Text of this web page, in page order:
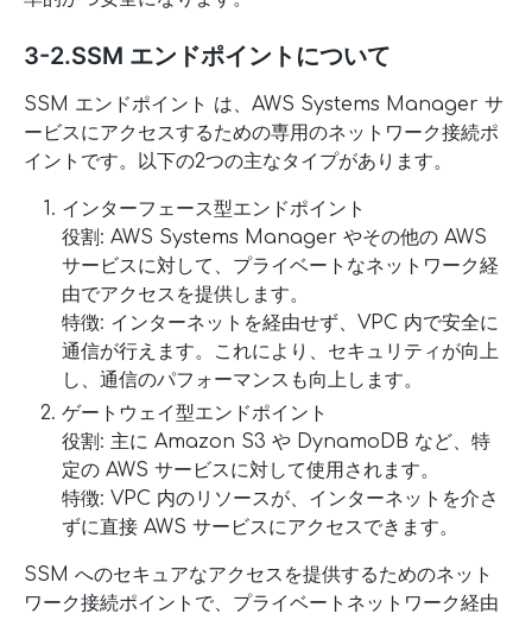
3-2.SSM エンドポイントについて
SSM エンドポイント は、AWS Systems Manager サ
ービスにアクセスするための専用のネットワーク接続ポ
イントです。以下の2つの主なタイプがあります。
インターフェース型エンドポイント
役割: AWS Systems Manager やその他の AWS
サービスに対して、プライベートなネットワーク経
由でアクセスを提供します。
特徴: インターネットを経由せず、VPC 内で安全に
通信が行えます。これにより、セキュリティが向上
し、通信のパフォーマンスも向上します。
ゲートウェイ型エンドポイント
役割: 主に Amazon S3 や DynamoDB など、特
定の AWS サービスに対して使用されます。
特徴: VPC 内のリソースが、インターネットを介さ
ずに直接 AWS サービスにアクセスできます。
SSM へのセキュアなアクセスを提供するためのネット
ワーク接続ポイントで、プライベートネットワーク経由